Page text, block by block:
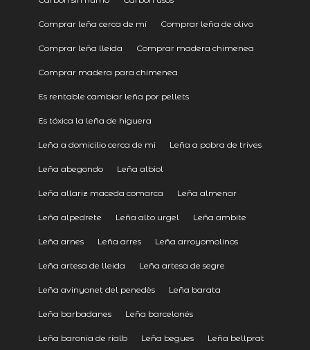
Comprar leña cerca de mí Comprar leña de olivo
Comprar leña lleida Comprar madera chimenea
Comprar madera para chimenea
Es rentable cambiar leña por pellets
Es tóxica la leña de higuera
Leña a domicilio cerca de mi Leña a pobra de trives
Leña abegondo Leña albiol
Leña allariz maceda comarca Leña almenar
Leña alpedrete Leña alto urgel Leña ambite
Leña arnes Leña arres Leña arroyomolinos
Leña artesa de lleida Leña artesa de segre
Leña avinyonet del penedès Leña barata
Leña barbadanes Leña barcelonés
Leña baronia de rialb Leña begues Leña bellprat